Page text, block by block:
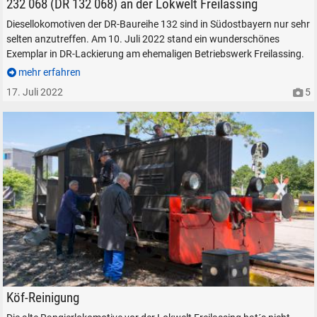
232 068 (DR 132 068) an der Lokwelt Freilassing
Diesellokomotiven der DR-Baureihe 132 sind in Südostbayern nur sehr
selten anzutreffen. Am 10. Juli 2022 stand ein wunderschönes
Exemplar in DR-Lackierung am ehemaligen Betriebswerk Freilassing.
mehr erfahren
17. Juli 2022
5
Köf Lokwelt Freilassing Rangierlokomotive Verschublok Diesellok
Köf-Reinigung